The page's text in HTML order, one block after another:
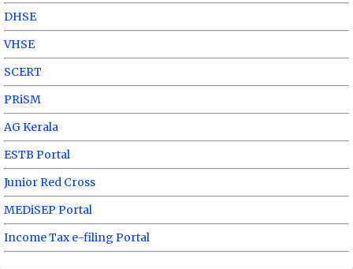
DHSE
VHSE
SCERT
PRiSM
AG Kerala
ESTB Portal
Junior Red Cross
MEDiSEP Portal
Income Tax e-filing Portal